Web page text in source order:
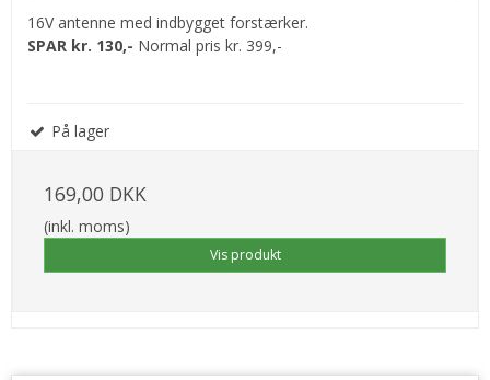
16V antenne med indbygget forstærker.
SPAR kr. 130,- Normal pris kr. 399,-
På lager
169,00 DKK
(inkl. moms)
Vis produkt